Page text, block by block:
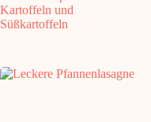
Kartoffeln und
Süßkartoffeln